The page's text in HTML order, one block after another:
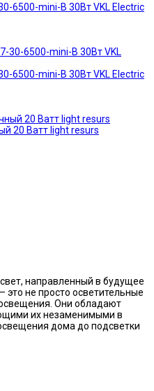
6500-mini-B 30Вт VKL Electric
6500-mini-B 30Вт VKL Electric
20 Ватт light resurs
направленный в будущее
не просто осветительные
Они обладают
их незаменимыми в
дома до подсветки